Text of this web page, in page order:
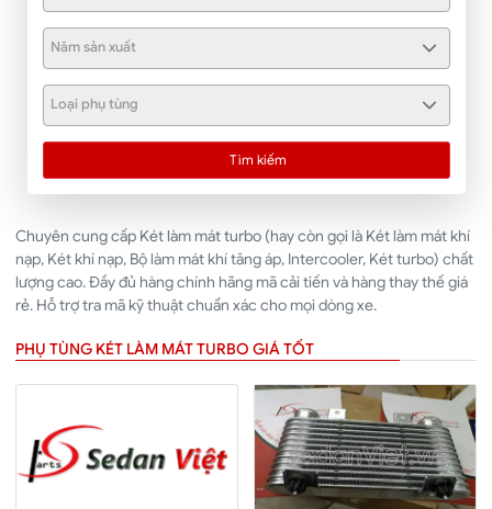
Năm sản xuất
Loại phụ tùng
Tìm kiếm
Chuyên cung cấp Két làm mát turbo (hay còn gọi là Két làm mát khí
nạp, Két khí nạp, Bộ làm mát khí tăng áp, Intercooler, Két turbo) chất
lượng cao. Đầy đủ hàng chính hãng mã cải tiến và hàng thay thế giá
rẻ. Hỗ trợ tra mã kỹ thuật chuẩn xác cho mọi dòng xe.
PHỤ TÙNG KÉT LÀM MÁT TURBO GIÁ TỐT